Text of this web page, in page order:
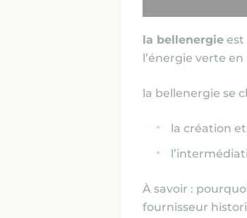
la bellenergie est
l’énergie verte
la bellenergie se
la création
À savoir :
fournisseur